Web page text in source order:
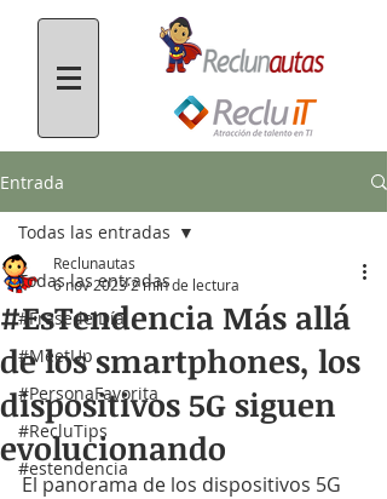
Entrada
Todas las entradas
#FrasedelDía
#MeetUp
#PersonaFavorita
#RecluTips
#estendencia
Todas las entradas
#EsTendencia Más allá
de los smartphones, los
dispositivos 5G siguen
evolucionando
Reclunautas
6 nov 20232 min de lectura
El panorama de los dispositivos 5G